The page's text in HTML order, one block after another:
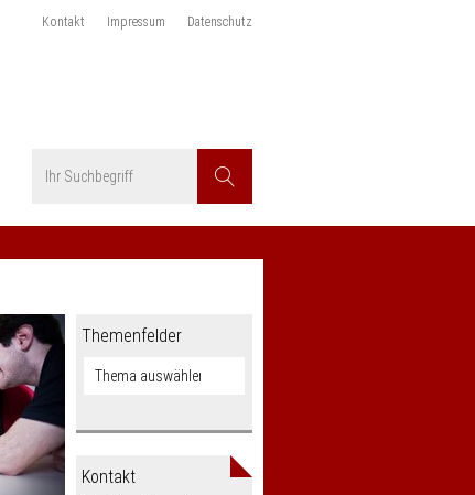
Kontakt Impressum Datenschutz
Suchen
Themenfelder
Kontakt